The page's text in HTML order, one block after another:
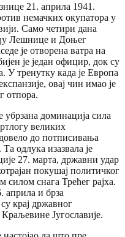
21. априла 1941.
немачких окупатора у
Само четири дана
Лешнице и Доњег
је отворена ватра на
је један официр, док су
У тренутку када је Европа
овај чин имао је
отпора.
убрзана доминација сила
великих
до потписивања
одлука изазвала је
27. марта, државни удар
покушај политичког
силом снага Трећег рајха.
априла и брза
крај државног
Југославије.